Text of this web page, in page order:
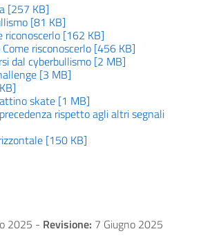
[257 KB]
[81 KB]
riconoscerlo [162 KB]
risconoscerlo [456 KB]
dal cyberbullismo [2 MB]
[3 MB]
skate [1 MB]
rispetto agli altri segnali
[150 KB]
2025 - Revisione: 7 Giugno 2025